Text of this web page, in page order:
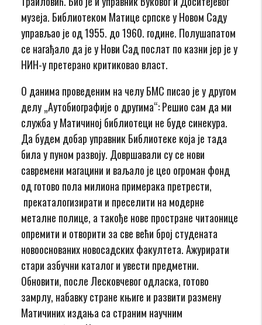
музеја. Библиотеком Матице српске у Новом Саду
управљао је од 1955. до 1960. године. Полушапатом
се нагађало да је у Нови Сад послат по казни јер је у
НИН-у претерано критиковао власт.
О данима проведеним на челу БМС писао је у другом
делу „Аутобиографије о другима“: Решио сам да ми
служба у Матичиној библиотеци не буде синекура.
Да будем добар управник Библиотеке која је тада
била у пуном развоју. Довршавали су се нови
савремени магацини и ваљало је цео огроман фонд
од готово пола милиона примерака претрести,
прекаталогизирати и преселити на модерне
металне полице, а такође нове простране читаонице
опремити и отворити за све већи број студената
новооснованих новосадских факултета. Ажурирати
стари азбучни каталог и увести предметни.
Обновити, после Лесковчевог одласка, готово
замрлу, набавку стране књиге и развити размену
Матичиних издања са страним научним